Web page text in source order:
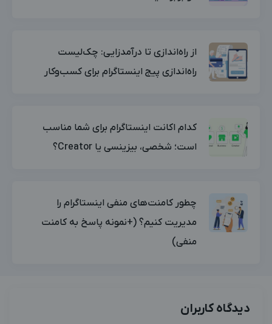
از راه‌اندازی تا درآمدزایی: چک‌لیست
راه‌اندازی پیج اینستاگرام برای کسب‌وکار
کدام اکانت اینستاگرام برای شما مناسب
است؛ شخصی، بیزینسی یا Creator؟
چطور کامنت‌های منفی اینستاگرام را
مدیریت کنیم؟ (+نمونه پاسخ به کامنت
منفی)
دیدگاه کاربران